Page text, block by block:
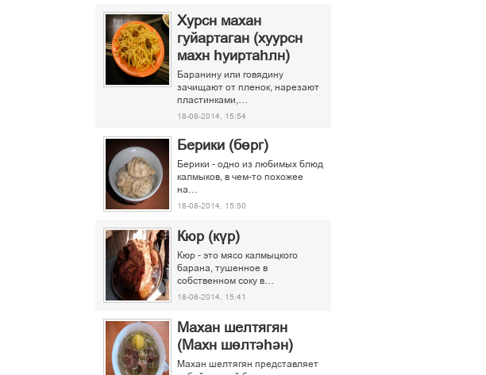
Хурсн махан
гуйартаган (хуурсн
махн һуиртаһлн)
Баранину или говядину
зачищают от пленок, нарезают
пластинками,…
18-08-2014, 15:54
Берики (бөрг)
Берики - одно из любимых блюд
калмыков, в чем-то похожее
на…
18-08-2014, 15:50
Кюр (күр)
Кюр - это мясо калмыцкого
барана, тушенное в
собственном соку в…
18-08-2014, 15:41
Махан шелтягян
(Махн шөлтәһән)
Махан шелтягян представляет